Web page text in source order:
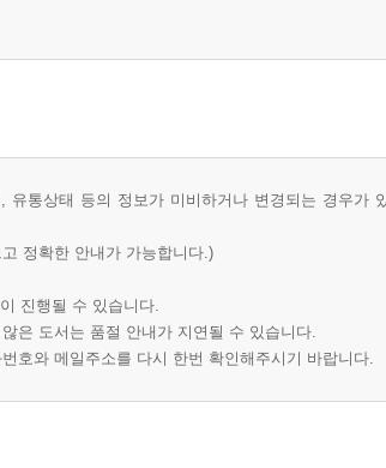
통상태 등의 정보가 미비하거나 변경되는 경우가
정확한 안내가 가능합니다.)
진행될 수 있습니다.
은 도서는 품절 안내가 지연될 수 있습니다.
호와 메일주소를 다시 한번 확인해주시기 바랍니다.